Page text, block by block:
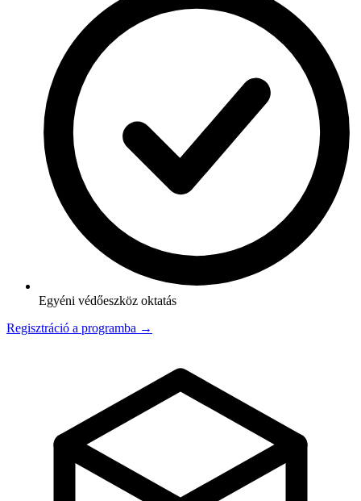
Egyéni védőeszköz oktatás
Regisztráció a programba →